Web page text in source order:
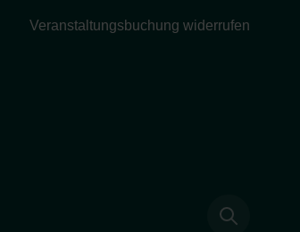
Veranstaltungsbuchung widerrufen